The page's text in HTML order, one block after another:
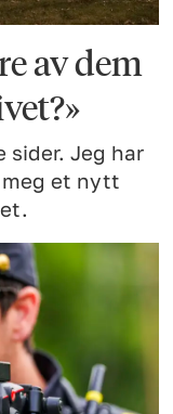
av dem
sider. Jeg har
et nytt